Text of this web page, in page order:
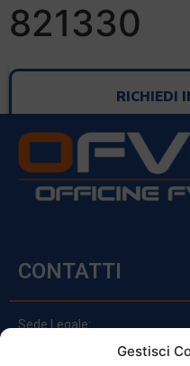
Gestisci
821330
RICHIEDI
CONTATTI
Sede Legale:
Via Principe Di Udine 144